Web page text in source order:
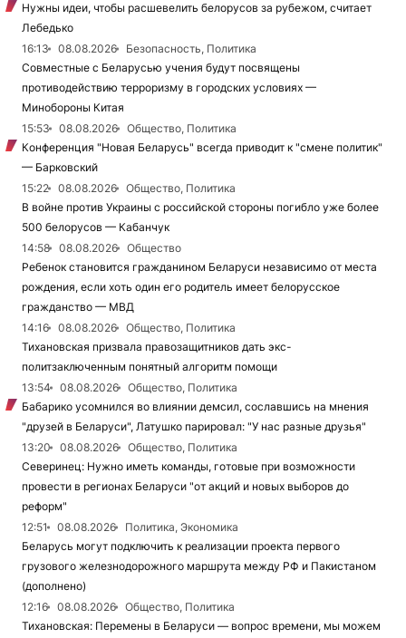
Нужны идеи, чтобы расшевелить белорусов за рубежом, считает
Лебедько
16:13
08.08.2026
Безопасность, Политика
Совместные с Беларусью учения будут посвящены
противодействию терроризму в городских условиях —
Минобороны Китая
15:53
08.08.2026
Общество, Политика
Конференция "Новая Беларусь" всегда приводит к "смене политик"
— Барковский
15:22
08.08.2026
Общество, Политика
В войне против Украины с российской стороны погибло уже более
500 белорусов — Кабанчук
14:58
08.08.2026
Общество
Ребенок становится гражданином Беларуси независимо от места
рождения, если хоть один его родитель имеет белорусское
гражданство — МВД
14:16
08.08.2026
Общество, Политика
Тихановская призвала правозащитников дать экс-
политзаключенным понятный алгоритм помощи
13:54
08.08.2026
Общество, Политика
Бабарико усомнился во влиянии демсил, сославшись на мнения
"друзей в Беларуси", Латушко парировал: "У нас разные друзья"
13:20
08.08.2026
Общество, Политика
Северинец: Нужно иметь команды, готовые при возможности
провести в регионах Беларуси "от акций и новых выборов до
реформ"
12:51
08.08.2026
Политика, Экономика
Беларусь могут подключить к реализации проекта первого
грузового железнодорожного маршрута между РФ и Пакистаном
(дополнено)
12:16
08.08.2026
Общество, Политика
Тихановская: Перемены в Беларуси — вопрос времени, мы можем